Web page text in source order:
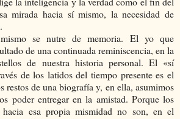
mirada hacia sí mismo, la necesidad de
se nutre de memoria. El yo que
de una continuada reminiscencia, en la
de nuestra historia personal. El «sí
de los latidos del tiempo presente es el
restos de una biografía y, en ella, asumimos
poder entregar en la amistad. Porque los
hacia esa propia mismidad no son, en el